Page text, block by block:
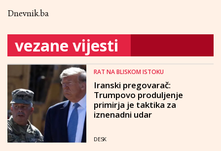
Dnevnik.ba
vezane vijesti
RAT NA BLISKOM ISTOKU
Iranski pregovarač:
Trumpovo produljenje
primirja je taktika za
iznenadni udar
DESK